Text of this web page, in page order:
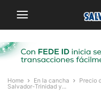
Home En la cancha
Precio
Salvador-Trinidad y...